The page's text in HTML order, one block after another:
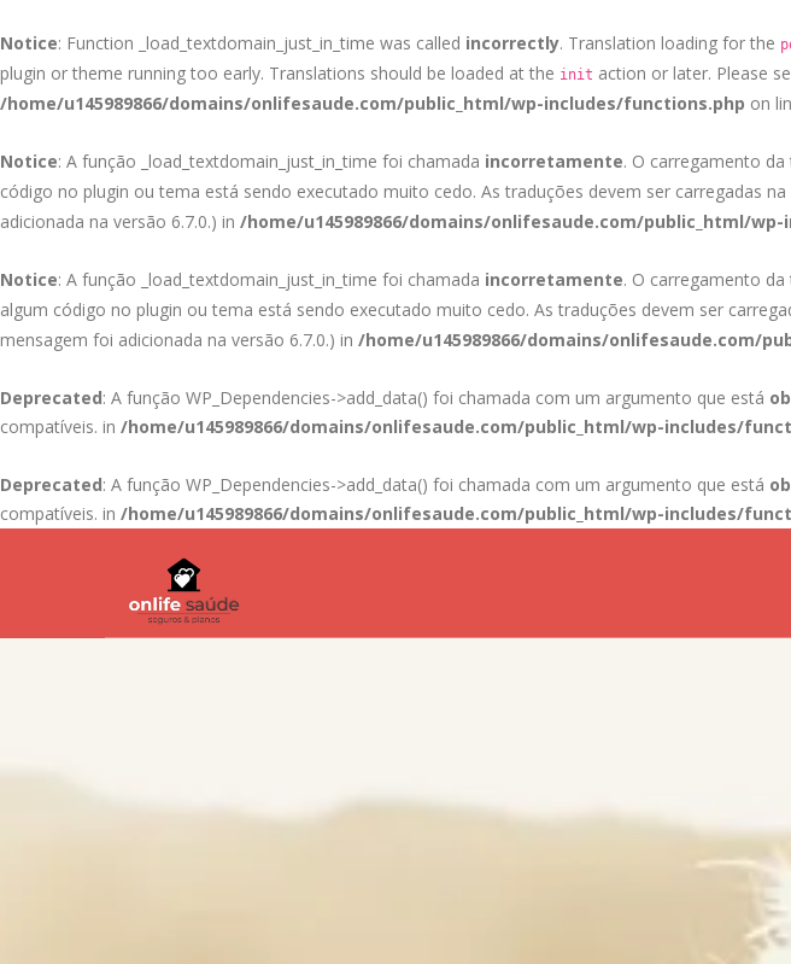
Notice: Function _load_textdomain_just_in_time was called incorrectly. Translation loading for the
plugin or theme running too early. Translations should be loaded at the init action or later. Please
/home/u145989866/domains/onlifesaude.com/public_html/wp-includes/functions.php on
Notice: A função _load_textdomain_just_in_time foi chamada incorretamente. O carregamento
código no plugin ou tema está sendo executado muito cedo. As traduções devem ser carregadas na
adicionada na versão 6.7.0.) in /home/u145989866/domains/onlifesaude.com/public_html/
Notice: A função _load_textdomain_just_in_time foi chamada incorretamente. O carregamento
algum código no plugin ou tema está sendo executado muito cedo. As traduções devem ser
mensagem foi adicionada na versão 6.7.0.) in /home/u145989866/domains/onlifesaude.com/
Deprecated: A função WP_Dependencies->add_data() foi chamada com um argumento que está
compatíveis. in /home/u145989866/domains/onlifesaude.com/public_html/wp-includes/
Deprecated: A função WP_Dependencies->add_data() foi chamada com um argumento que está
compatíveis. in /home/u145989866/domains/onlifesaude.com/public_html/wp-includes/